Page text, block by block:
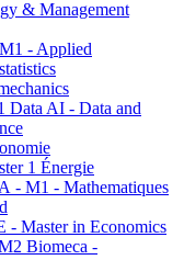
& Management
- Applied
AI - Data and
1 Énergie
- M1 - Mathematiques
Master in Economics
Biomeca -